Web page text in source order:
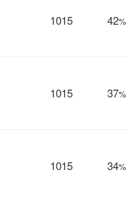
1015 42%
1015 37%
1015 34%